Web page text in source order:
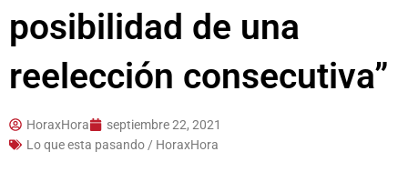
posibilidad de una
reelección consecutiva”
HoraxHora
septiembre 22, 2021
Lo que esta pasando / HoraxHora